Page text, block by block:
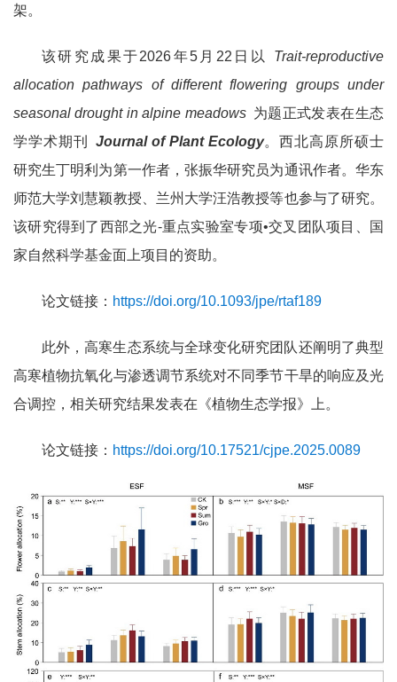
架。
该研究成果于2026年5月22日以 Trait-reproductive
allocation pathways of different flowering groups under
seasonal drought in alpine meadows为题正式发表在生态
学学术期刊 Journal of Plant Ecology。西北高原所硕士
研究生丁明利为第一作者，张振华研究员为通讯作者。华东
师范大学刘慧颖教授、兰州大学汪浩教授等也参与了研究。
该研究得到了西部之光-重点实验室专项•交叉团队项目、国
家自然科学基金面上项目的资助。
论文链接： https://doi.org/10.1093/jpe/rtaf189
此外，高寒生态系统与全球变化研究团队还阐明了典型
高寒植物抗氧化与渗透调节系统对不同季节干旱的响应及光
合调控，相关研究结果发表在《植物生态学报》上。
论文链接： https://doi.org/10.17521/cjpe.2025.0089